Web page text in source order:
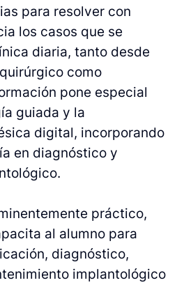
para resolver con
los casos que se
diaria, tanto desde
como
pone especial
guiada y la
digital, incorporando
en diagnóstico y
práctico,
al alumno para
diagnóstico,
implantológico